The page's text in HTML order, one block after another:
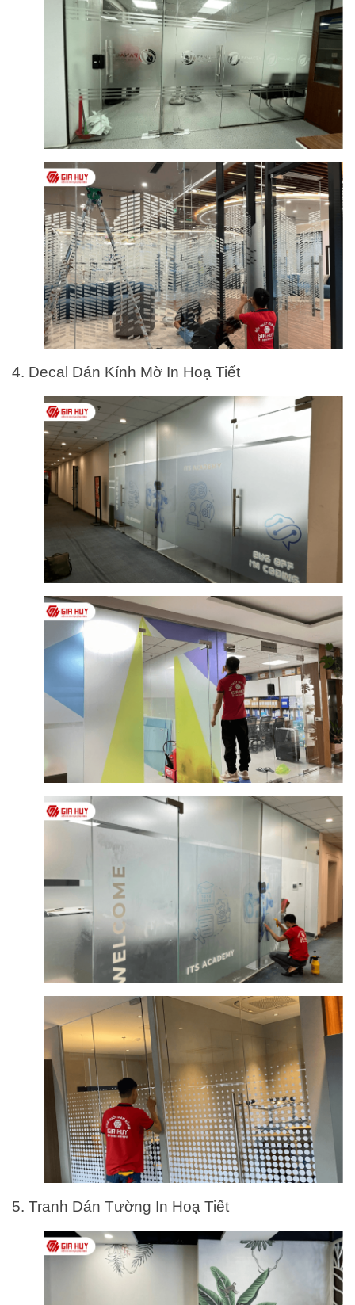
4. Decal Dán Kính Mờ In Hoạ Tiết
5. Tranh Dán Tường In Hoạ Tiết